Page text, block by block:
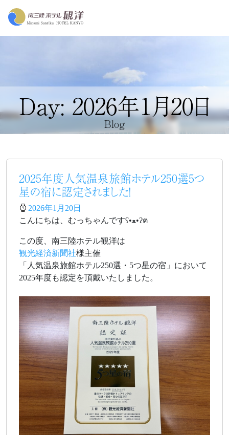
Day: 2026年1月20日
Blog
2025年度人気温泉旅館ホテル250選5つ
星の宿に認定されました！
2026年1月20日
こんにちは、むっちゃんですʕ•ﻌ•ʔฅ
この度、南三陸ホテル観洋は
観光経済新聞社様主催
「人気温泉旅館ホテル250選・5つ星の宿」において
2025年度も認定を頂戴いたしました。